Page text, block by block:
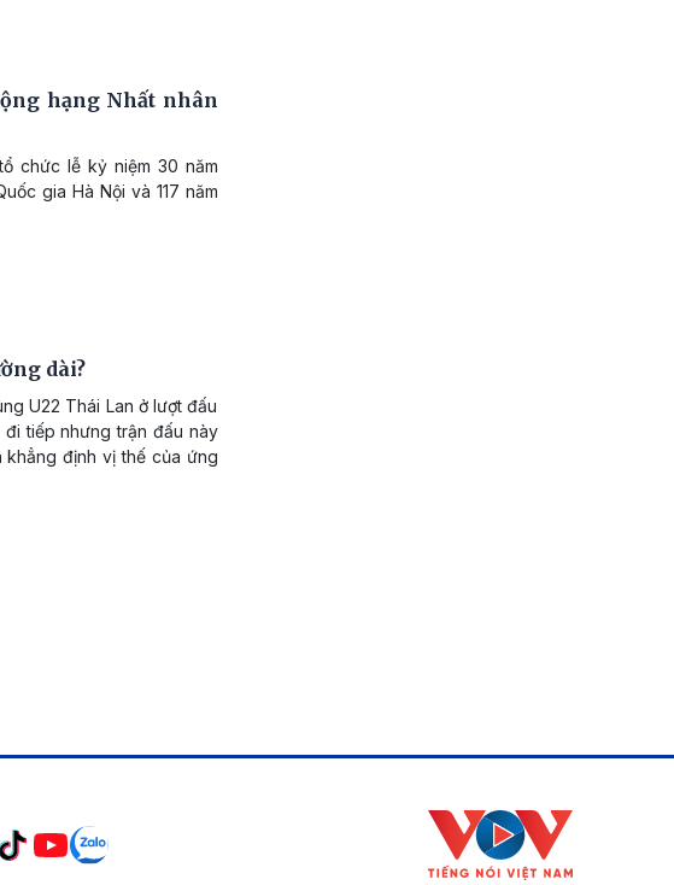
hạng Nhất nhân
chức lễ kỷ niệm 30 năm
gia Hà Nội và 117 năm
dài?
U22 Thái Lan ở lượt đấu
tiếp nhưng trận đấu này
khẳng định vị thế của ứng